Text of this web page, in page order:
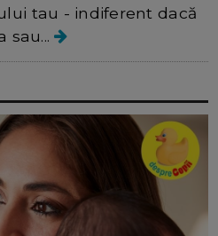
tau - indiferent dacă
sau...